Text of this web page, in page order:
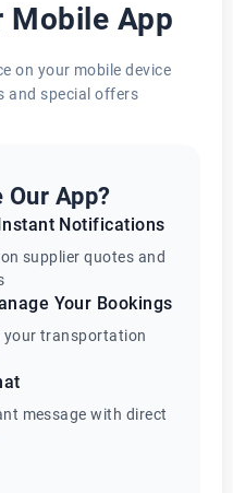
Mobile App
on your mobile device
and special offers
Our App?
Notifications
supplier quotes and
Your Bookings
your transportation
message with direct